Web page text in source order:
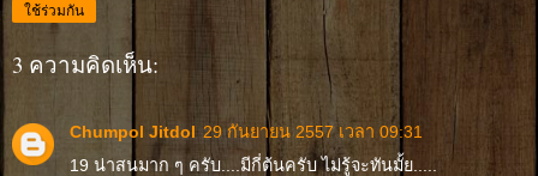
ใช้ร่วมกัน
3 ความคิดเห็น:
Chumpol Jitdol 29 กันยายน 2557 เวลา 09:31
19 น่าสนมาก ๆ ครับ....มีกี่ต้นครับ ไม่รู้จะทันมั้ย.....